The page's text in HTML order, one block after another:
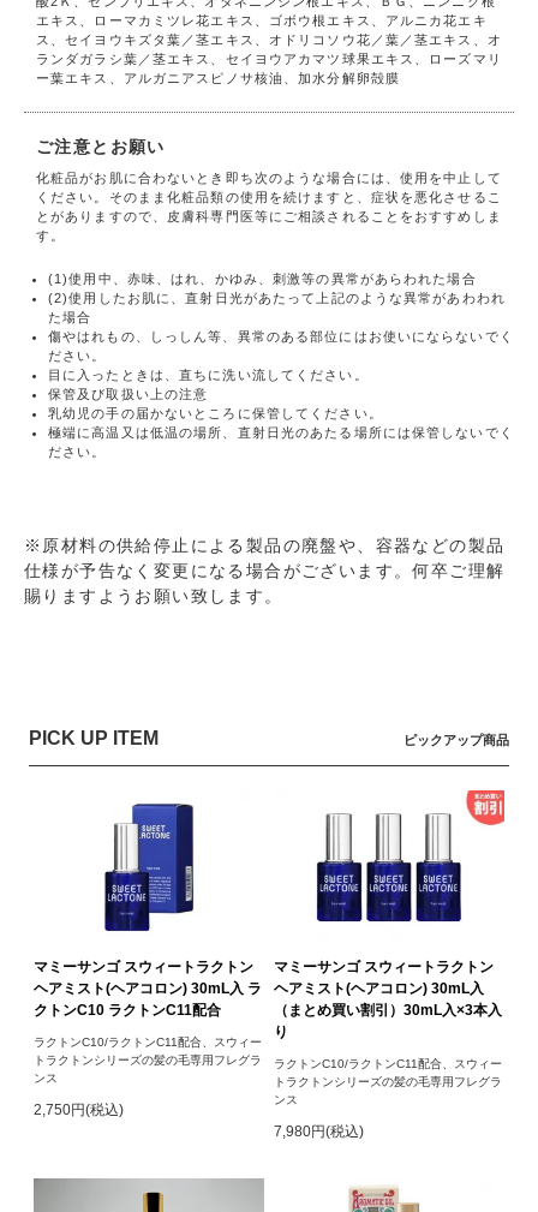
エキス、ローマカミツレ花エキス、ゴボウ根エキス、アルニカ花エキ
ス、セイヨウキズタ葉／茎エキス、オドリコソウ花／葉／茎エキス、オ
ランダガラシ葉／茎エキス、セイヨウアカマツ球果エキス、ローズマリ
ー葉エキス、アルガニアスピノサ核油、加水分解卵殻膜
ご注意とお願い
化粧品がお肌に合わないとき即ち次のような場合には、使用を中止して
ください。そのまま化粧品類の使用を続けますと、症状を悪化させるこ
とがありますので、皮膚科専門医等にご相談されることをおすすめしま
す。
(1)使用中、赤味、はれ、かゆみ、刺激等の異常があらわれた場合
(2)使用したお肌に、直射日光があたって上記のような異常があわわれ
た場合
傷やはれもの、しっしん等、異常のある部位にはお使いにならないでく
ださい。
目に入ったときは、直ちに洗い流してください。
保管及び取扱い上の注意
乳幼児の手の届かないところに保管してください。
極端に高温又は低温の場所、直射日光のあたる場所には保管しないでく
ださい。
※原材料の供給停止による製品の廃盤や、容器などの製品
仕様が予告なく変更になる場合がございます。何卒ご理解
賜りますようお願い致します。
PICK UP ITEM ピックアップ商品
マミーサンゴ スウィートラクトン
ヘアミスト(ヘアコロン) 30mL入 ラ
クトンC10 ラクトンC11配合
ラクトンC10/ラクトンC11配合、スウィー
トラクトンシリーズの髪の毛専用フレグラ
ンス
2,750円(税込)
マミーサンゴ スウィートラクトン
ヘアミスト(ヘアコロン) 30mL入
（まとめ買い割引）30mL入×3本入
り
ラクトンC10/ラクトンC11配合、スウィー
トラクトンシリーズの髪の毛専用フレグラ
ンス
7,980円(税込)